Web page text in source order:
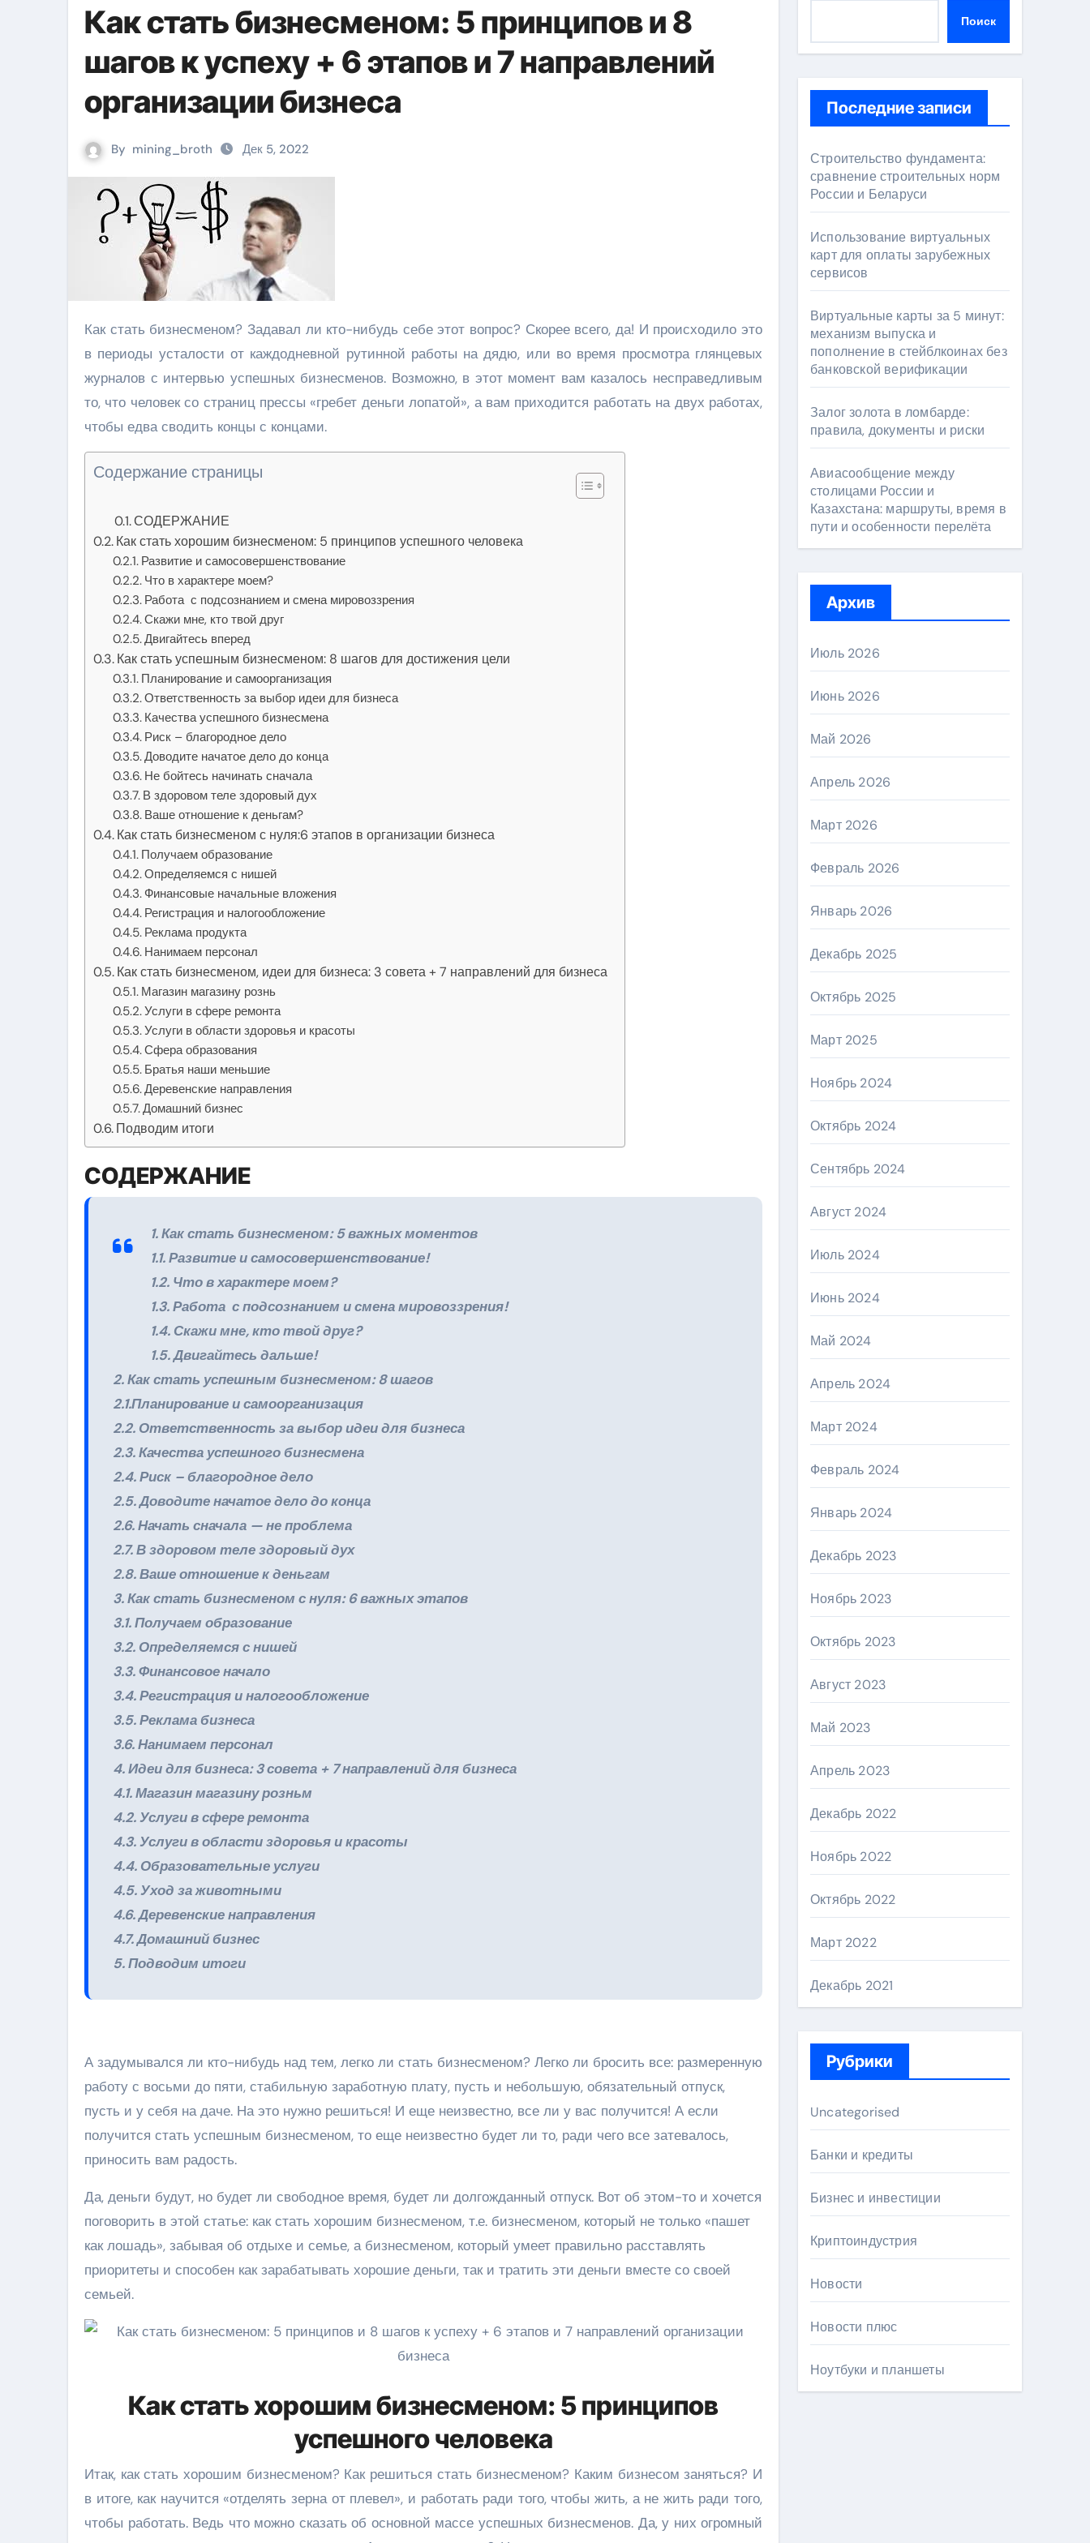
Как стать бизнесменом: 5 принципов и 8
шагов к успеху + 6 этапов и 7 направлений
организации бизнеса
By mining_broth Дек 5, 2022
Как стать бизнесменом? Задавал ли кто-нибудь себе этот вопрос? Скорее всего, да! И происходило это
в периоды усталости от каждодневной рутинной работы на дядю, или во время просмотра глянцевых
журналов с интервью успешных бизнесменов. Возможно, в этот момент вам казалось несправедливым
то, что человек со страниц прессы «гребет деньги лопатой», а вам приходится работать на двух работах,
чтобы едва сводить концы с концами.
Содержание страницы
СОДЕРЖАНИЕ
Как стать хорошим бизнесменом: 5 принципов успешного человека
Развитие и самосовершенствование
Что в характере моем?
Работа с подсознанием и смена мировоззрения
Скажи мне, кто твой друг
Двигайтесь вперед
Как стать успешным бизнесменом: 8 шагов для достижения цели
Планирование и самоорганизация
Ответственность за выбор идеи для бизнеса
Качества успешного бизнесмена
Риск – благородное дело
Доводите начатое дело до конца
Не бойтесь начинать сначала
В здоровом теле здоровый дух
Ваше отношение к деньгам?
Как стать бизнесменом с нуля:6 этапов в организации бизнеса
Получаем образование
Определяемся с нишей
Финансовые начальные вложения
Регистрация и налогообложение
Реклама продукта
Нанимаем персонал
Как стать бизнесменом, идеи для бизнеса: 3 совета + 7 направлений для бизнеса
Магазин магазину рознь
Услуги в сфере ремонта
Услуги в области здоровья и красоты
Сфера образования
Братья наши меньшие
Деревенские направления
Домашний бизнес
Подводим итоги
СОДЕРЖАНИЕ
1. Как стать бизнесменом: 5 важных моментов
1.1. Развитие и самосовершенствование!
1.2. Что в характере моем?
1.3. Работа с подсознанием и смена мировоззрения!
1.4. Скажи мне, кто твой друг?
1.5. Двигайтесь дальше!
2. Как стать успешным бизнесменом: 8 шагов
2.1.Планирование и самоорганизация
2.2. Ответственность за выбор идеи для бизнеса
2.3. Качества успешного бизнесмена
2.4. Риск – благородное дело
2.5. Доводите начатое дело до конца
2.6. Начать сначала — не проблема
2.7. В здоровом теле здоровый дух
2.8. Ваше отношение к деньгам
3. Как стать бизнесменом с нуля: 6 важных этапов
3.1. Получаем образование
3.2. Определяемся с нишей
3.3. Финансовое начало
3.4. Регистрация и налогообложение
3.5. Реклама бизнеса
3.6. Нанимаем персонал
4. Идеи для бизнеса: 3 совета + 7 направлений для бизнеса
4.1. Магазин магазину розньм
4.2. Услуги в сфере ремонта
4.3. Услуги в области здоровья и красоты
4.4. Образовательные услуги
4.5. Уход за животными
4.6. Деревенские направления
4.7. Домашний бизнес
5. Подводим итоги
А задумывался ли кто-нибудь над тем, легко ли стать бизнесменом? Легко ли бросить все: размеренную
работу с восьми до пяти, стабильную заработную плату, пусть и небольшую, обязательный отпуск,
пусть и у себя на даче. На это нужно решиться! И еще неизвестно, все ли у вас получится! А если
получится стать успешным бизнесменом, то еще неизвестно будет ли то, ради чего все затевалось,
приносить вам радость.
Да, деньги будут, но будет ли свободное время, будет ли долгожданный отпуск. Вот об этом-то и хочется
поговорить в этой статье: как стать хорошим бизнесменом, т.е. бизнесменом, который не только «пашет
как лошадь», забывая об отдыхе и семье, а бизнесменом, который умеет правильно расставлять
приоритеты и способен как зарабатывать хорошие деньги, так и тратить эти деньги вместе со своей
семьей.
Как стать хорошим бизнесменом: 5 принципов
успешного человека
Итак, как стать хорошим бизнесменом? Как решиться стать бизнесменом? Каким бизнесом заняться? И
в итоге, как научится «отделять зерна от плевел», и работать ради того, чтобы жить, а не жить ради того,
чтобы работать. Ведь что можно сказать об основной массе успешных бизнесменов. Да, у них огромный
Поиск
Последние записи
Строительство фундамента:
сравнение строительных норм
России и Беларуси
Использование виртуальных
карт для оплаты зарубежных
сервисов
Виртуальные карты за 5 минут:
механизм выпуска и
пополнение в стейблкоинах без
банковской верификации
Залог золота в ломбарде:
правила, документы и риски
Авиасообщение между
столицами России и
Казахстана: маршруты, время в
пути и особенности перелёта
Архив
Июль 2026
Июнь 2026
Май 2026
Апрель 2026
Март 2026
Февраль 2026
Январь 2026
Декабрь 2025
Октябрь 2025
Март 2025
Ноябрь 2024
Октябрь 2024
Сентябрь 2024
Август 2024
Июль 2024
Июнь 2024
Май 2024
Апрель 2024
Март 2024
Февраль 2024
Январь 2024
Декабрь 2023
Ноябрь 2023
Октябрь 2023
Август 2023
Май 2023
Апрель 2023
Декабрь 2022
Ноябрь 2022
Октябрь 2022
Март 2022
Декабрь 2021
Рубрики
Uncategorised
Банки и кредиты
Бизнес и инвестиции
Криптоиндустрия
Новости
Новости плюс
Ноутбуки и планшеты